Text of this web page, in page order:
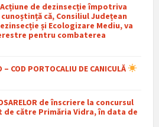
Acțiune de dezinsecție împotriva
că, Consiliul Județean
și Ecologizare Mediu, va
pentru combaterea
– COD PORTOCALIU DE CANICULĂ
de înscriere la concursul
către Primăria Vidra, în data de